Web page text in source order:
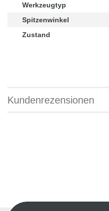
Werkzeugtyp
Spitzenwinkel
Zustand
Kundenrezensionen